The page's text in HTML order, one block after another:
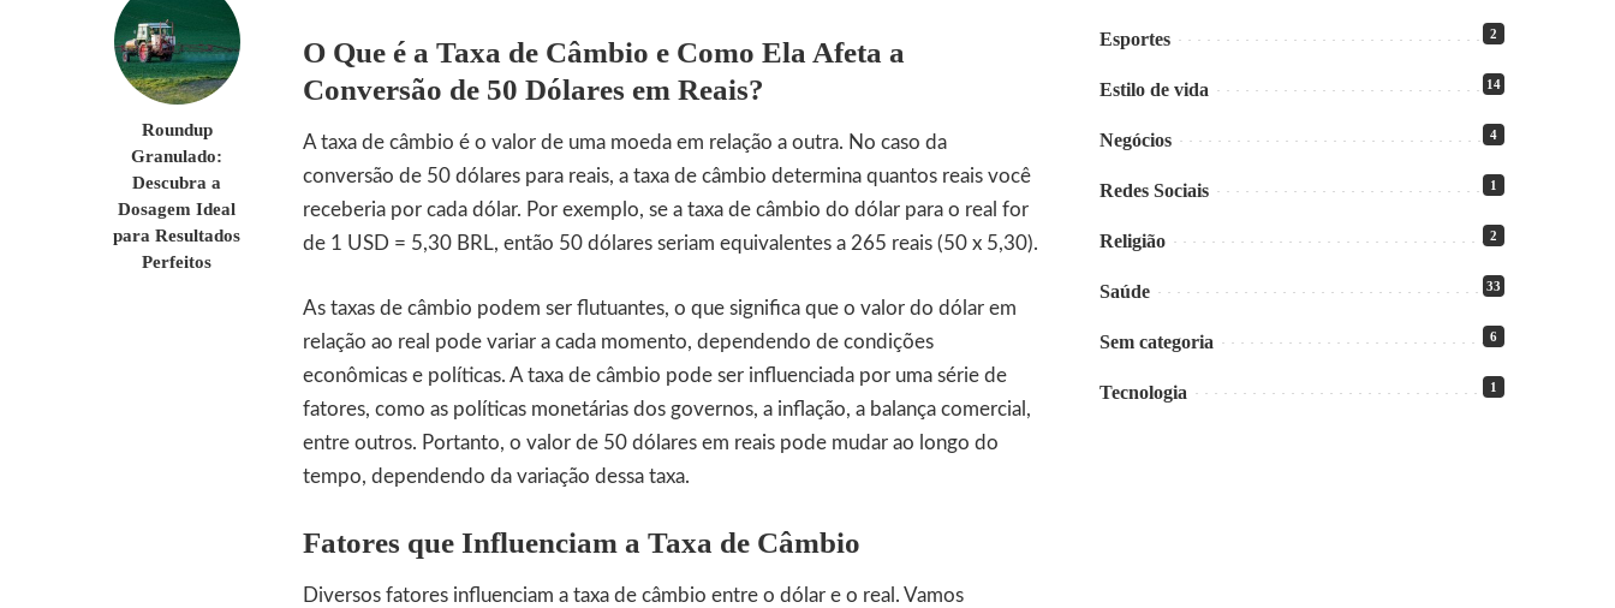
Roundup
Granulado:
Descubra a
Dosagem Ideal
para Resultados
Perfeitos
O Que é a Taxa de Câmbio e Como Ela Afeta a
Conversão de 50 Dólares em Reais?
A taxa de câmbio é o valor de uma moeda em relação a outra. No caso da
conversão de 50 dólares para reais, a taxa de câmbio determina quantos reais você
receberia por cada dólar. Por exemplo, se a taxa de câmbio do dólar para o real for
de 1 USD = 5,30 BRL, então 50 dólares seriam equivalentes a 265 reais (50 x 5,30).
As taxas de câmbio podem ser flutuantes, o que significa que o valor do dólar em
relação ao real pode variar a cada momento, dependendo de condições
econômicas e políticas. A taxa de câmbio pode ser influenciada por uma série de
fatores, como as políticas monetárias dos governos, a inflação, a balança comercial,
entre outros. Portanto, o valor de 50 dólares em reais pode mudar ao longo do
tempo, dependendo da variação dessa taxa.
Fatores que Influenciam a Taxa de Câmbio
Diversos fatores influenciam a taxa de câmbio entre o dólar e o real. Vamos
Esportes 2
Estilo de vida 14
Negócios 4
Redes Sociais 1
Religião 2
Saúde 33
Sem categoria 6
Tecnologia 1